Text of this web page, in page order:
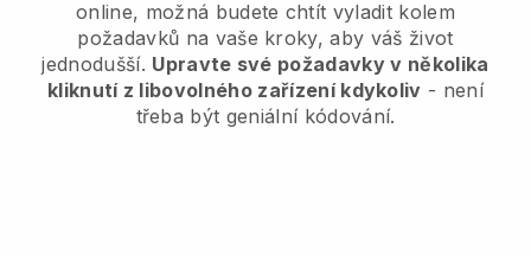
online, možná budete chtít vyladit kolem
požadavků na vaše kroky, aby váš život
jednodušší. Upravte své požadavky v několika
kliknutí z libovolného zařízení kdykoliv - není
třeba být geniální kódování.